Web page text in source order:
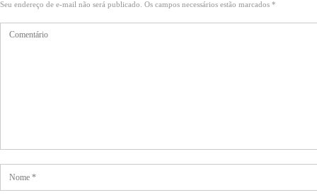
Seu endereço de e-mail não será publicado. Os campos necessários estão marcados *